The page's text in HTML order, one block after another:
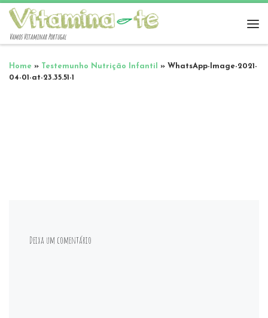
Vamos Vitaminar Portugal
Home » Testemunho Nutrição Infantil » WhatsApp-Image-2021-
04-01-at-23.35.51-1
Deixa um comentário